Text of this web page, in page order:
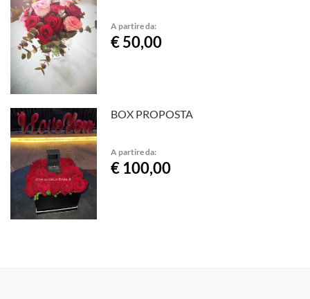
A partire da:
€ 50,00
BOX PROPOSTA
A partire da:
€ 100,00